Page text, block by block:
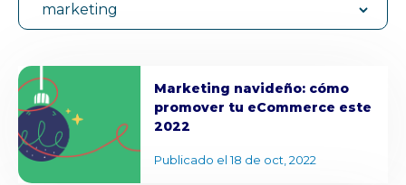
marketing
Publicado el 18 de oct, 2022
Marketing navideño: cómo
promover tu eCommerce este
2022